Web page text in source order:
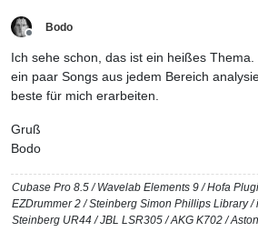
Bodo
Ich sehe schon, das ist ein heißes
ein paar Songs aus jedem Bereich
beste für mich erarbeiten.
Gruß
Bodo
Cubase Pro 8.5 / Wavelab Elements 9 / Hofa
EZDrummer 2 / Steinberg Simon Phillips Library /
Steinberg UR44 / JBL LSR305 / AKG K702 /